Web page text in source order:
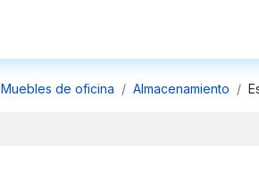
Muebles de oficina Almacenamiento